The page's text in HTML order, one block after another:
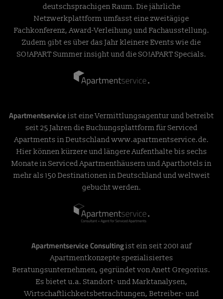
deutschsprachigen Raum. Die jährliche
Netzwerkplattform umfasst eine zweitägige
Fachkonferenz, Award-Verleihung und Fachausstellung.
Zudem gibt es über das Jahr kleinere Events wie die
SO!APART Summer insight und die SO!APART Specials.
Apartmentservice ist eine Vermittlungsagentur und betreibt
seit 25 Jahren die Buchungsplattform für Serviced
Apartments in Deutschlandwww.apartmentservice.de.
Hier können kürzere und längere Aufenthalte bis sechs
Monate in Serviced Apartmenthäusern und Aparthotels in
mehr als 150 Destinationen in Deutschland und weltweit
gebucht werden.
Apartmentservice Consultingist ein seit 2001 auf
Apartmentkonzepte spezialisiertes
Beratungsunternehmen, gegründet von Anett Gregorius.
Es bietet u.a. Standort- und Marktanalysen,
Wirtschaftlichkeitsbetrachtungen, Betreiber- und